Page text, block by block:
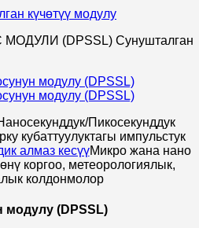
күчөтүү модулу
Пикосекунддук
кубаттуулуктагы импульстук
алмаз кесүүМикро жана нано
коргоо, метеорологиялык,
колдонмолор
модулу (DPSSL)